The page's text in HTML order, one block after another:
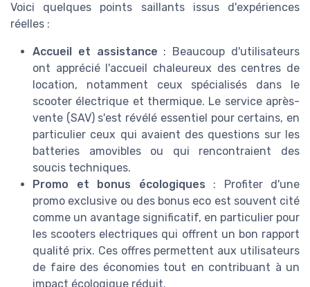
Voici quelques points saillants issus d'expériences
réelles :
Accueil et assistance : Beaucoup d'utilisateurs
ont apprécié l'accueil chaleureux des centres de
location, notamment ceux spécialisés dans le
scooter électrique et thermique. Le service après-
vente (SAV) s'est révélé essentiel pour certains, en
particulier ceux qui avaient des questions sur les
batteries amovibles ou qui rencontraient des
soucis techniques.
Promo et bonus écologiques : Profiter d'une
promo exclusive ou des bonus eco est souvent cité
comme un avantage significatif, en particulier pour
les scooters electriques qui offrent un bon rapport
qualité prix. Ces offres permettent aux utilisateurs
de faire des économies tout en contribuant à un
impact écologique réduit.